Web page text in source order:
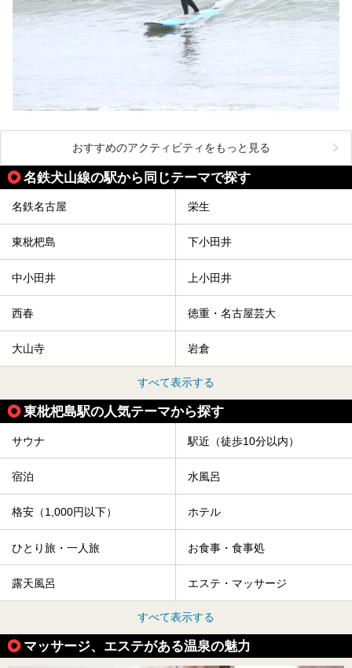
おすすめのアクティビティをもっと見る
名鉄犬山線の駅から同じテーマで探す
名鉄名古屋 栄生
東枇杷島 下小田井
中小田井 上小田井
西春 徳重・名古屋芸大
大山寺 岩倉
すべて表示する
東枇杷島駅の人気テーマから探す
サウナ 駅近（徒歩10分以内）
宿泊 水風呂
格安（1,000円以下） ホテル
ひとり旅・一人旅 お食事・食事処
露天風呂 エステ・マッサージ
すべて表示する
マッサージ、エステがある温泉の魅力